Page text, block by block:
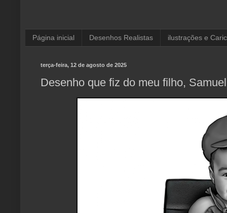
Página inicial Desenhos Realistas ilustrações e
terça-feira, 12 de agosto de 2025
Desenho que fiz do meu filho,